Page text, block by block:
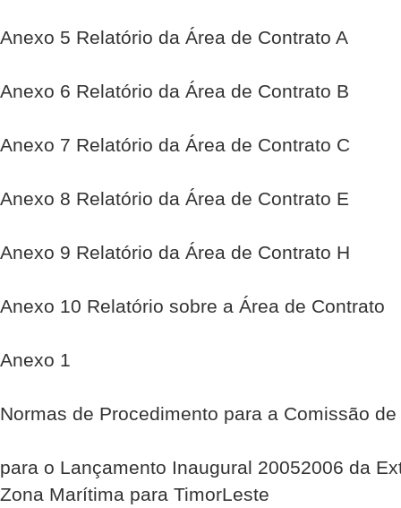
Anexo 5 Relatório da Área de Contrato A
Anexo 6 Relatório da Área de Contrato B
Anexo 7 Relatório da Área de Contrato C
Anexo 8 Relatório da Área de Contrato E
Anexo 9 Relatório da Área de Contrato H
Anexo 10 Relatório sobre a Área de Contrato
Anexo 1
Normas de Procedimento para a Comissão
para o Lançamento Inaugural 2005­2006 da
Zona Marítima para Timor­Leste